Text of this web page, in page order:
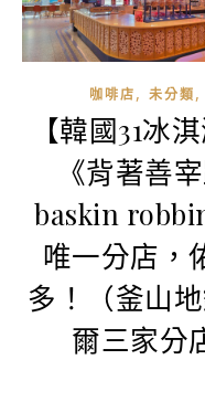
咖啡店, 未分類,
【韓國31冰
《背著善
baskin
唯一分店，
多！（釜山
爾三家分